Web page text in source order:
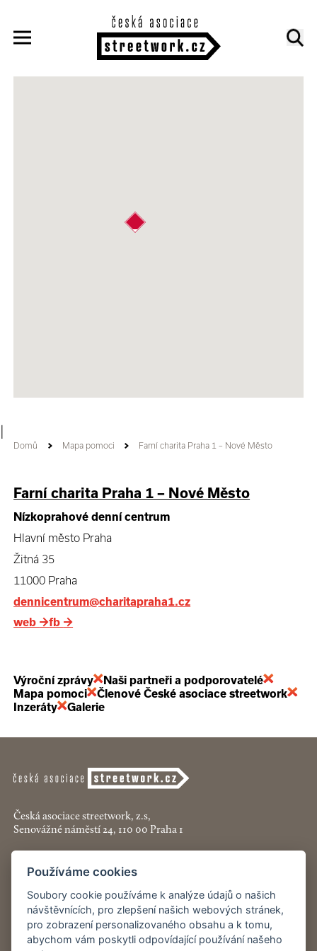
Domů Mapa pomoci Farní charita Praha 1 – Nové Město
Farní charita Praha 1 – Nové Město
Nízkoprahové denní centrum
Hlavní město Praha
Žitná 35
11000 Praha
dennicentrum@charitapraha1.cz
web →fb →
Výroční zprávy
Naši partneři a podporovatelé
Mapa pomoci
Členové České asociace streetwork
Inzeráty
Galerie
Česká asociace streetwork, z.s,
Senovážné náměstí 24, 110 00 Praha 1
+420 774 913 777
asociace@streetwork.cz
Nastavení cookies
Restartshop.cz
Používáme cookies
Soubory cookie používáme k analýze údajů o našich
návštěvnících, pro zlepšení našich webových stránek,
pro zobrazení personalizovaného obsahu a k tomu,
abychom vám poskytli odpovídající používání našeho